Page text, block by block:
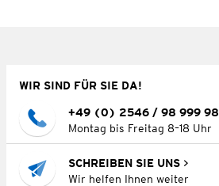
WIR SIND FÜR SIE DA!
+49 (0) 2546 / 98 999 98
Montag bis Freitag 8–18 Uhr
SCHREIBEN SIE UNS
Wir helfen Ihnen weiter